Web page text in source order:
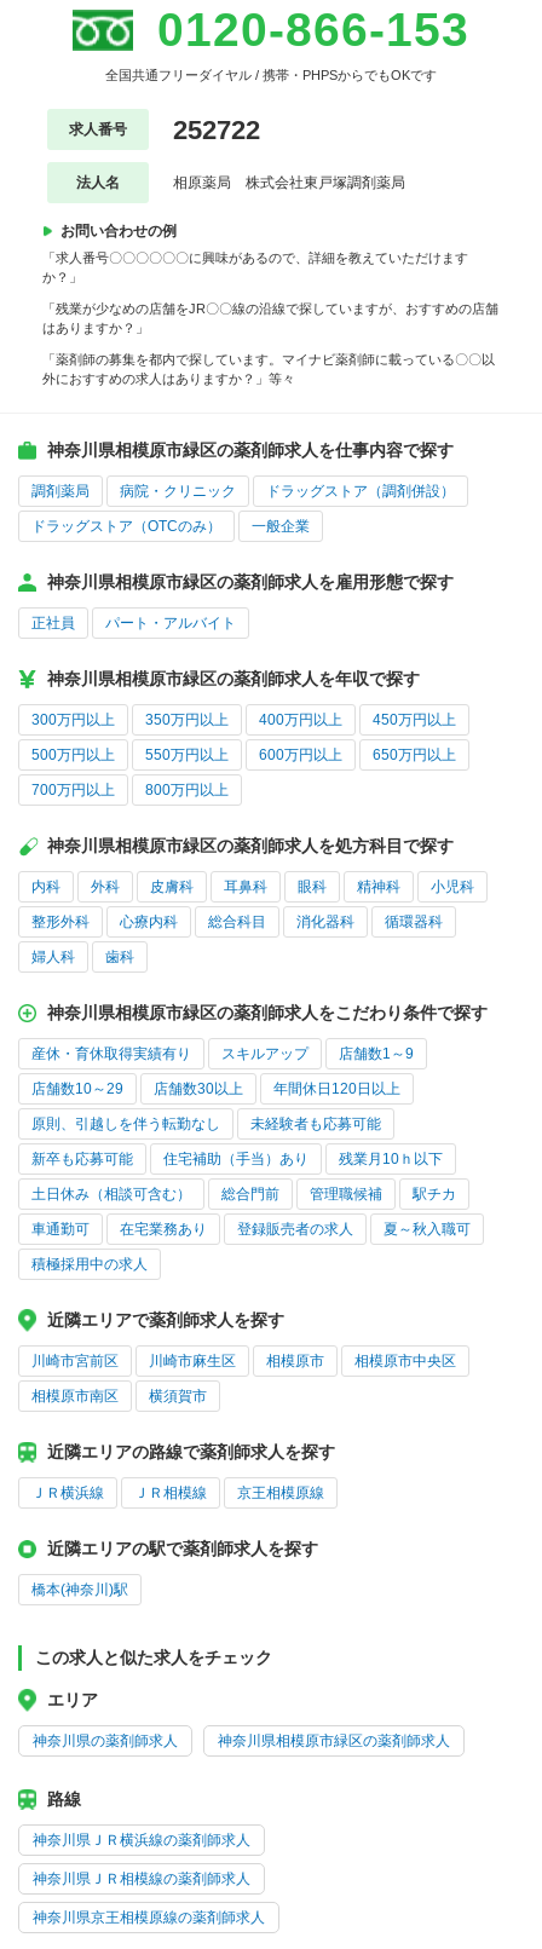
0120-866-153
全国共通フリーダイヤル / 携帯・PHPSからでもOKです
求人番号 252722
法人名 相原薬局 株式会社東戸塚調剤薬局
お問い合わせの例
「求人番号〇〇〇〇〇〇に興味があるので、詳細を教えていただけます
か？」
「残業が少なめの店舗をJR〇〇線の沿線で探していますが、おすすめの店舗
はありますか？」
「薬剤師の募集を都内で探しています。マイナビ薬剤師に載っている〇〇以
外におすすめの求人はありますか？」等々
神奈川県相模原市緑区の薬剤師求人を仕事内容で探す
調剤薬局 病院・クリニック ドラッグストア（調剤併設）
ドラッグストア（OTCのみ） 一般企業
神奈川県相模原市緑区の薬剤師求人を雇用形態で探す
正社員 パート・アルバイト
神奈川県相模原市緑区の薬剤師求人を年収で探す
300万円以上 350万円以上 400万円以上 450万円以上
500万円以上 550万円以上 600万円以上 650万円以上
700万円以上 800万円以上
神奈川県相模原市緑区の薬剤師求人を処方科目で探す
内科 外科 皮膚科 耳鼻科 眼科 精神科 小児科
整形外科 心療内科 総合科目 消化器科 循環器科
婦人科 歯科
神奈川県相模原市緑区の薬剤師求人をこだわり条件で探す
産休・育休取得実績有り スキルアップ 店舗数1～9
店舗数10～29 店舗数30以上 年間休日120日以上
原則、引越しを伴う転勤なし 未経験者も応募可能
新卒も応募可能 住宅補助（手当）あり 残業月10ｈ以下
土日休み（相談可含む） 総合門前 管理職候補 駅チカ
車通勤可 在宅業務あり 登録販売者の求人 夏～秋入職可
積極採用中の求人
近隣エリアで薬剤師求人を探す
川崎市宮前区 川崎市麻生区 相模原市 相模原市中央区
相模原市南区 横須賀市
近隣エリアの路線で薬剤師求人を探す
ＪＲ横浜線 ＪＲ相模線 京王相模原線
近隣エリアの駅で薬剤師求人を探す
橋本(神奈川)駅
この求人と似た求人をチェック
エリア
神奈川県の薬剤師求人 神奈川県相模原市緑区の薬剤師求人
路線
神奈川県ＪＲ横浜線の薬剤師求人
神奈川県ＪＲ相模線の薬剤師求人
神奈川県京王相模原線の薬剤師求人